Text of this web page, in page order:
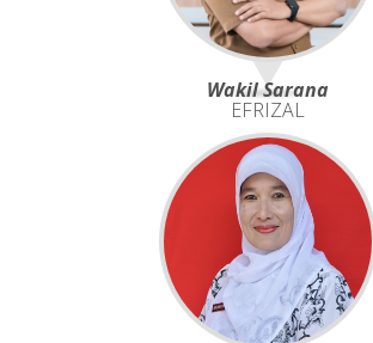
Wakil Sarana
EFRIZAL